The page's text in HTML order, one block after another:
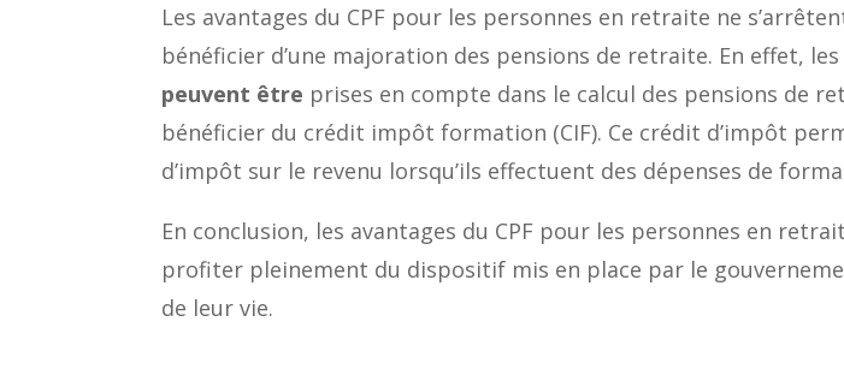
Les avantages du CPF pour les personnes en retraite ne
bénéficier d’une majoration des pensions de retraite. En effet,
peuvent être prises en compte dans le calcul des pensions de
bénéficier du crédit impôt formation (CIF). Ce crédit d’impôt
d’impôt sur le revenu lorsqu’ils effectuent des dépenses de
En conclusion, les avantages du CPF pour les personnes en
profiter pleinement du dispositif mis en place par le
de leur vie.